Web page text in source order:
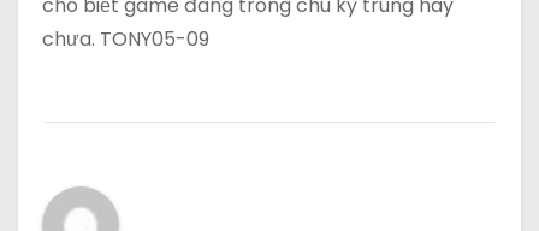
chưa. TONY05-09